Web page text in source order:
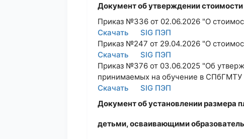
Документ об утверждении
Приказ №336 от 02.06.2026 "О
Скачать
SIG ПЭП
Приказ №247 от 29.04.2026 "О
Скачать
SIG ПЭП
Приказ №376 от 03.06.2025 "Об
принимаемых на обучение в СПбГМТУ
Скачать
SIG ПЭП
Документ об установлении размера
детьми, осваивающими